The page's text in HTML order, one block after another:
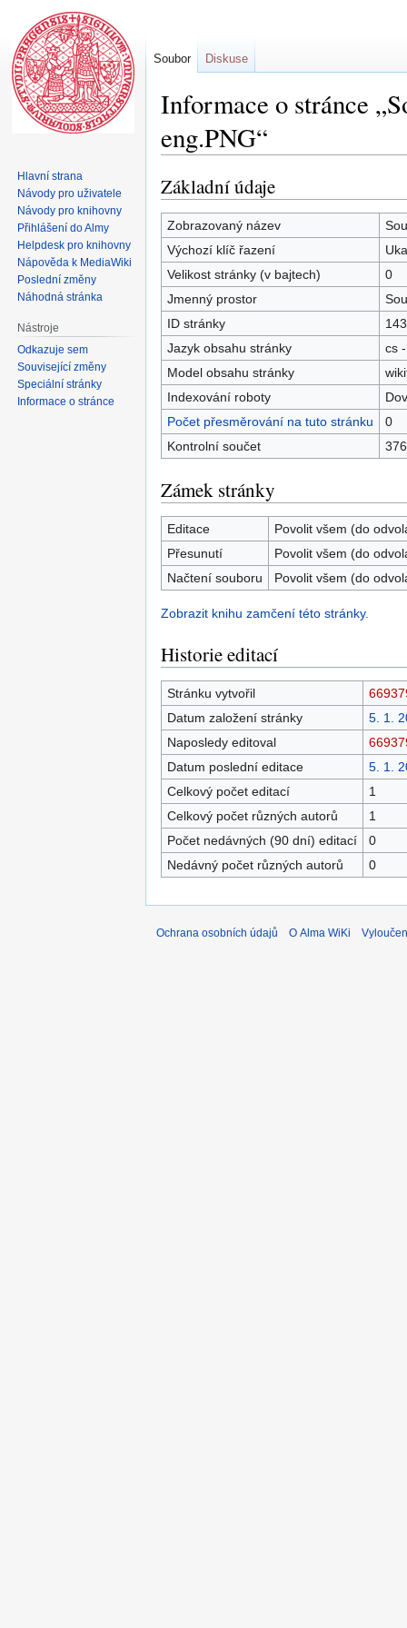
Informace o stránce
eng.PNG“
Skočit
na
navigaci
Skočit
na
vyhledávání
Základní údaje
Zobrazovaný název
Výchozí klíč řazení
Velikost stránky (v bajtech)
0
Jmenný prostor
ID stránky
Jazyk obsahu stránky
cs
Model obsahu stránky
Indexování roboty
Počet přesměrování na tuto stránku
0
Kontrolní součet
Zámek stránky
Editace
Povolit všem (do
Přesunutí
Povolit všem (do
Načtení souboru
Povolit všem (do
Zobrazit knihu zamčení této stránky.
Historie editací
Stránku vytvořil
Datum založení stránky
5. 1.
Naposledy editoval
Datum poslední editace
5. 1.
Celkový počet editací
1
Celkový počet různých autorů
1
Počet nedávných (90 dní) editací
0
Nedávný počet různých autorů
0
Soubor Diskuse
Hlavní strana
Návody pro uživatele
Návody pro knihovny
Přihlášení do Almy
Helpdesk pro knihovny
Nápověda k MediaWiki
Poslední změny
Náhodná stránka
Nástroje
Odkazuje sem
Související změny
Speciální stránky
Informace o stránce
Ochrana osobních údajů O Alma WiKi